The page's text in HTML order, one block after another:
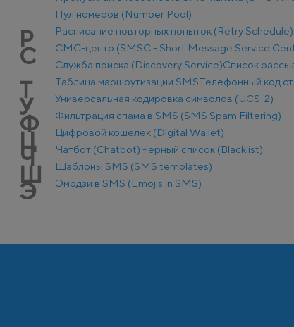
Пул номеров (Number Pool)
Р Расписание повторных попыток (Retry Schedule)
С СМС-центр (SMSC - Short Message Service
Служба поиска (Discovery Service)Список
Т Таблица маршрутизации SMSТелефонный код
У Универсальная кодировка символов (UCS-2)
Ф Фильтрация спама в SMS (SMS Spam Filtering)
Ц Цифровой кошелек (Digital Wallet)
Ч Чатбот (Chatbot)Черный список (Blacklist)
Ш Шаблоны SMS (SMS templates)
Э Эмодзи в SMS (Emojis in SMS)